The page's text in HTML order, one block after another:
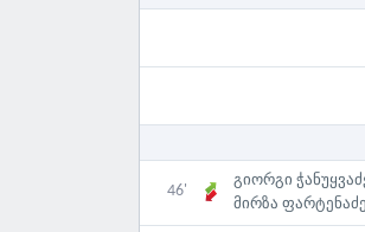
46'
გიორგი
მირზა ფარტენაძე